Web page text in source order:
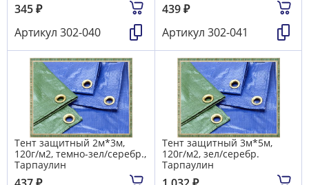
345₽
Артикул 302-040
439₽
Артикул 302-041
Тент защитный 2м*3м,
120г/м2, темно-зел/серебр.,
Тарпаулин
Тент защитный 3м*5м,
120г/м2, зел/серебр.
Тарпаулин